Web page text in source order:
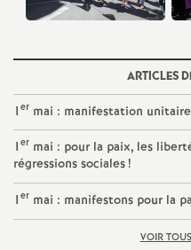
ARTICLES
1er mai : manifestation
1er mai : pour la paix, les
régressions sociales!
1er mai : manifestons pour la
VOIR